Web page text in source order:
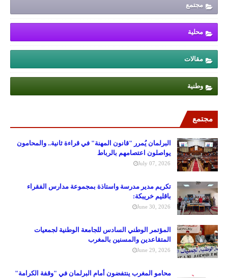
مجتمع
محلية
مقالات
وطنية
مجتمع
البرلمان يُمرر "قانون المهنة" في قراءة ثانية.. والمحامون
يواصلون اعتصامهم بالرباط
July 07, 2026
تكريم مدير مدرسة واستاذة بمجموعة مدارس الفقراء
باقليم خريبكة:
June 30, 2026
المؤتمر الوطني السادس للجامعة الوطنية لجمعيات
المتقاعدين والمسنين بالمغرب
June 29, 2026
محامو المغرب ينتفضون أمام البرلمان في "وقفة الكرامة"